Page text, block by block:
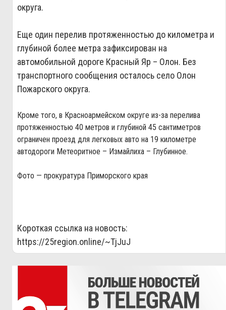
округа.
Еще один перелив протяженностью до километра и
глубиной более метра зафиксирован на
автомобильной дороге Красный Яр – Олон. Без
транспортного сообщения осталось село Олон
Пожарского округа.
Кроме того, в Красноармейском округе из-за перелива
протяженностью 40 метров и глубиной 45 сантиметров
ограничен проезд для легковых авто на 19 километре
автодороги Метеоритное – Измайлиха – Глубинное.
Фото — прокуратура Приморского края
Короткая ссылка на новость:
https://25region.online/~TjJuJ